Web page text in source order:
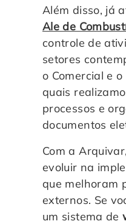
Além disso, já
Ale de
controle de
setores
o Comercial e
quais
processos e
documentos
Com a
evoluir na
que melhoram
externos. Se
um sistema de